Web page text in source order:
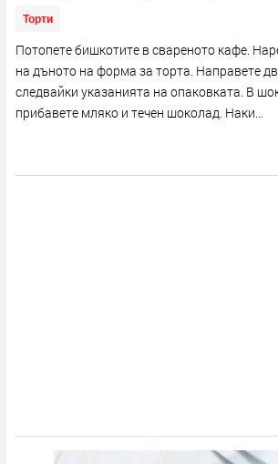
Торти
Потопете бишкотите в свареното кафе.
на дъното на форма за торта. Направете
следвайки указанията на опаковката. В
прибавете мляко и течен шоколад. Наки...